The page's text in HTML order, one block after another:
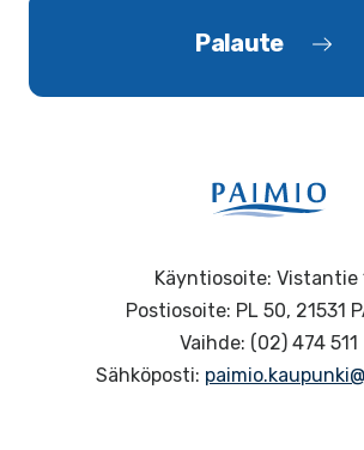
Palaute
Käyntiosoite: Vistantie
Postiosoite: PL 50, 21531
Vaihde: (02) 474 511
Sähköposti: